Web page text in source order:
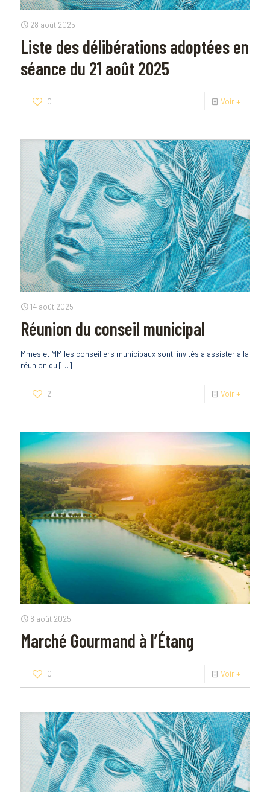
28 août 2025
Liste des délibérations adoptées en
séance du 21 août 2025
0 Voir +
14 août 2025
Réunion du conseil municipal
Mmes et MM les conseillers municipaux sont invités à assister à la
réunion du […]
2 Voir +
8 août 2025
Marché Gourmand à l’Étang
0 Voir +